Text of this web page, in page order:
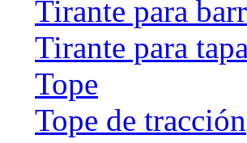
Tirante para
Tirante para
Tope
Tope de tracción